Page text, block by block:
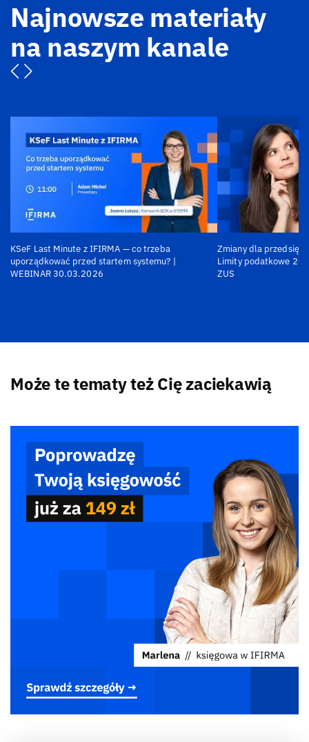
Najnowsze materiały
na naszym kanale
KSeF Last Minute z IFIRMA — co trzeba
uporządkować przed startem systemu? |
WEBINAR 30.03.2026
Zmiany dla
Limity podatkowe
ZUS
Może te tematy też Cię zaciekawią